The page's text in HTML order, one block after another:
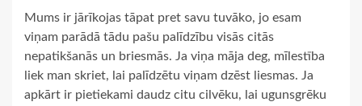
Mums ir jārīkojas tāpat pret savu tuvāko, jo esam
viņam parādā tādu pašu palīdzību visās citās
nepatikšanās un briesmās. Ja viņa māja deg, mīlestība
liek man skriet, lai palīdzētu viņam dzēst liesmas. Ja
apkārt ir pietiekami daudz citu cilvēku, lai ugunsgrēku